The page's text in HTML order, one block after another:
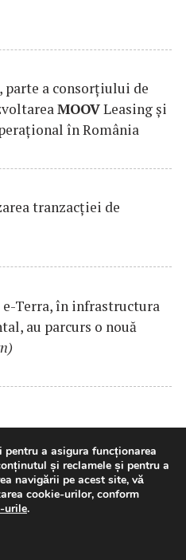
parte a consorțiului de
MOOVLeasing și
în România
tranzacției de
Terra, în infrastructura
au parcurs o nouă
germane au
a asigura funcționarea
și reclamele și pentru a
navigării pe acest site, vă
cookie-urilor, conform
urile.